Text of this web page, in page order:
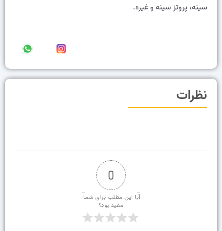
سینه، پروتز سینه و غیره.
نظرات
0
آیا این مطلب برای شما
مفید بود؟